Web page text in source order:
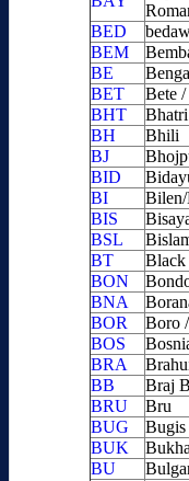
BED
BEM
BE
BET
Bete
BHT
Bhatri
BH
Bhili
BJ
BID
BI
BIS
BSL
BT
Black
BON
BNA
BOR
Boro
BOS
BRA
BB
Braj
BRU
Bru
BUG
Bugis
BUK
BU